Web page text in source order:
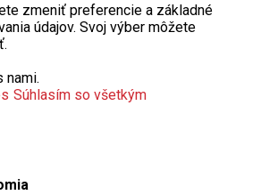
zmeniť preferencie a základné
údajov. Svoj výber môžete
nami.
Súhlasím so všetkým